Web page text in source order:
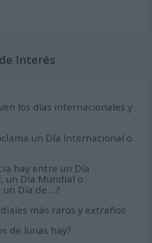
Interés
los días internacionales y
un Día Internacional o
hay entre un Día
un Día Mundial o
Día de ...?
más raros y extraños
de lunas hay?